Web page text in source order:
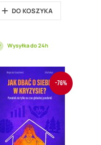
DO KOSZYKA
Wysyłka do 24h
-76%